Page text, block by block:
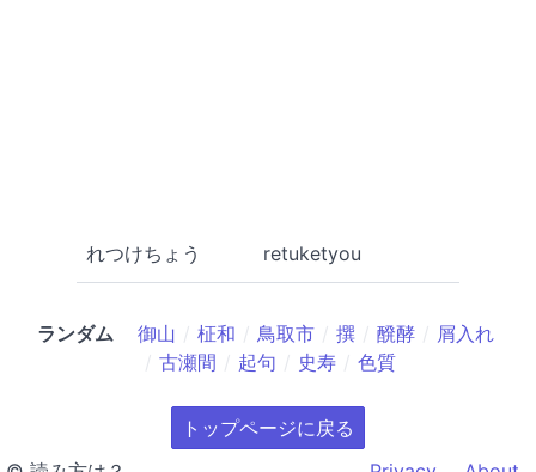
れつけちょう retuketyou
ランダム 御山 柾和 鳥取市 撰 醗酵
屑入れ
古瀬間
起句 史寿 色質
トップページに戻る